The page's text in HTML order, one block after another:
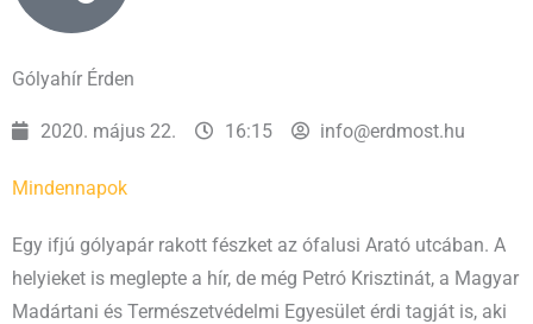
Gólyahír Érden
2020. május 22. 16:15 info@erdmost.hu
Mindennapok
Egy ifjú gólyapár rakott fészket az ófalusi Arató utcában. A
helyieket is meglepte a hír, de még Petró Krisztinát, a Magyar
Madártani és Természetvédelmi Egyesület érdi tagját is, aki